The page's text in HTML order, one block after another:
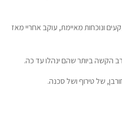
ונוכחות מאיימת, עוקב אחריי מאז
הקשה ביותר שהם ינהלו עד כה.
של טירוף ושל סכנה.